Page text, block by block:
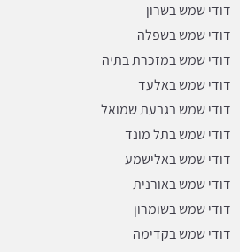
דודי שמש בשרון
דודי שמש בשפלה
דודי שמש במזכרת בתיה
דודי שמש באלעד
דודי שמש בגבעת שמואל
דודי שמש בתל מונד
דודי שמש באלישמע
דודי שמש באורנית
דודי שמש בשומרון
דודי שמש בקדימה